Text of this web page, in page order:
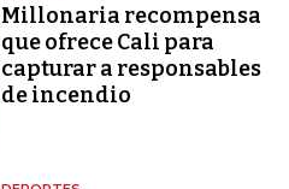
Millonaria recompensa
que ofrece Cali para
capturar a responsables
de incendio